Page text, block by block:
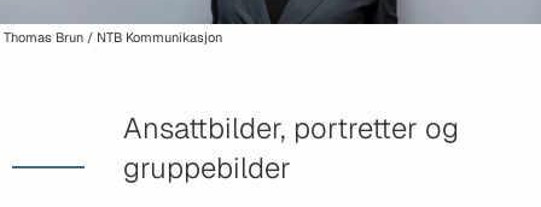
Thomas Brun / NTB Kommunikasjon
Ansattbilder, portretter og
gruppebilder